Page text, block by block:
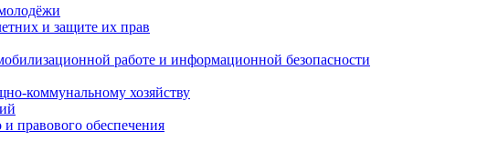
и защите их прав
работе и информационной безопасности
коммунальному хозяйству
правового обеспечения